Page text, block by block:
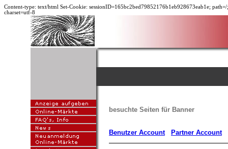
Content-type: text/html Set-Cookie: sessionID=165bc2bed79852176b1eb928673eab1e;
charset=utf-8
besuchte Seiten für Banner
Benutzer Account Partner Account